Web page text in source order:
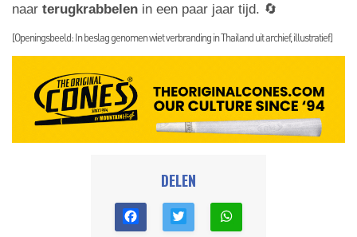
naar terugkrabbelen in een paar jaar tijd. 🔄
[Openingsbeeld: In beslag genomen wiet verbranding in Thailand uit archief, illustratief]
DELEN